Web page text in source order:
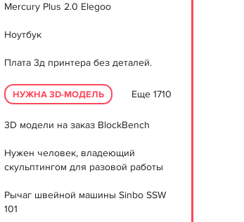
Mercury Plus 2.0 Elegoo
Ноутбук
Плата 3д принтера без деталей.
НУЖНА 3D-МОДЕЛЬ Еще 1710
3D модели на заказ BlockBench
Нужен человек, владеющий
скульптингом для разовой работы
Рычаг швейной машины Sinbo SSW
101